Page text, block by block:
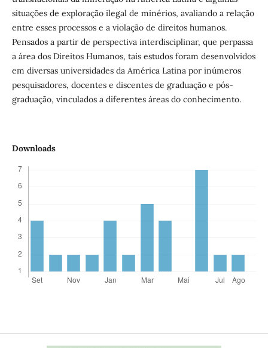
situações de exploração ilegal de minérios, avaliando a relação
entre esses processos e a violação de direitos humanos.
Pensados a partir de perspectiva interdisciplinar, que perpassa
a área dos Direitos Humanos, tais estudos foram desenvolvidos
em diversas universidades da América Latina por inúmeros
pesquisadores, docentes e discentes de graduação e pós-
graduação, vinculados a diferentes áreas do conhecimento.
Downloads